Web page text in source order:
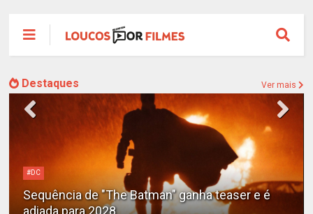
Destaques Ver mais
#DC
Sequência de "The Batman" ganha teaser e é
adiada para 2028